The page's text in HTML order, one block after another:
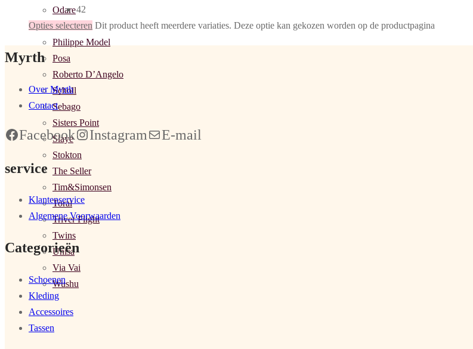
Odare
P448
Philippe Model
Posa
Roberto D’Angelo
Scholl
Sebago
Sisters Point
Slaye
Stokton
The Seller
Tim&Simonsen
Toral
Triver Flight
Twins
Unisa
Via Vai
Wushu
42
Opties selecteren Dit product heeft meerdere variaties. Deze optie kan gekozen worden op de productpagina
Myrth
Over Myrth
Contact
Facebook Instagram E-mail
service
Klantenservice
Algemene Voorwaarden
Categorieën
Schoenen
Kleding
Accessoires
Tassen